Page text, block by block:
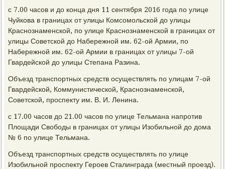
с 7.00 часов и до конца дня 11 сентября 2016 года по улице
Чуйкова в границах от улицы Комсомольской до улицы
Краснознаменской, по улице Краснознаменской в границах от
улицы Советской до Набережной им. 62-ой Армии, по
Набережной им. 62-ой Армии в границах от улицы 7-ой
Гвардейской до улицы Степана Разина.
Объезд транспортных средств осуществлять по улицам 7-ой
Гвардейской, Коммунистической, Краснознаменской,
Советской, проспекту им. В. И. Ленина.
с 17.00 часов до 21.00 часов по улице Тельмана напротив
Площади Свободы в границах от улицы Изобильной до дома
№ 6 по улице Тельмана.
Объезд транспортных средств осуществлять по улице
Изобильной проспекту Героев Сталинграда (местный проезд).